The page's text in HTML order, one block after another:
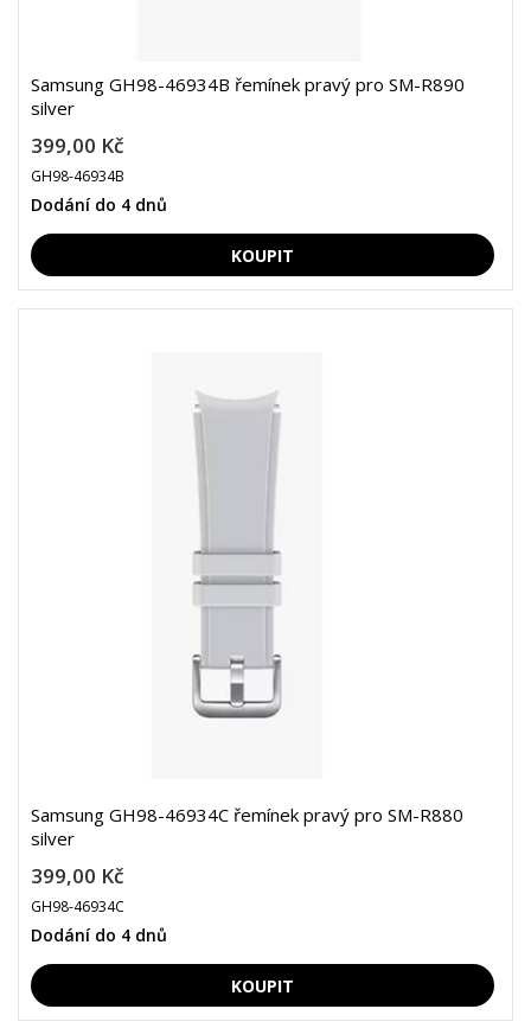
Samsung GH98-46934B řemínek pravý pro SM-R890
silver
399,00 Kč
GH98-46934B
Dodání do 4 dnů
Samsung GH98-46934C řemínek pravý pro SM-R880
silver
399,00 Kč
GH98-46934C
Dodání do 4 dnů